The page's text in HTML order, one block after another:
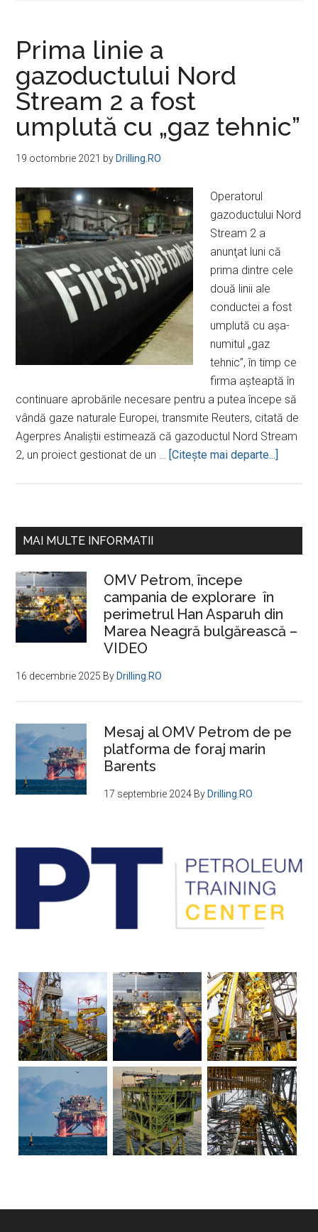
Prima linie a
gazoductului Nord
Stream 2 a fost
umplută cu „gaz tehnic”
19 octombrie 2021 by Drilling.RO
Operatorul
gazoductului Nord
Stream 2 a
anunţat luni că
prima dintre cele
două linii ale
conductei a fost
umplută cu aşa-
numitul „gaz
tehnic”, în timp ce
firma aşteaptă în
continuare aprobările necesare pentru a putea începe să
vândă gaze naturale Europei, transmite Reuters, citată de
Agerpres Analiştii estimează că gazoductul Nord Stream
2, un proiect gestionat de un … [Citeşte mai departe...]
Nord
umplută
cu
Bara
MAI MULTE INFORMATII
OMV Petrom, începe
campania de explorare în
perimetrul Han Asparuh din
Marea Neagră bulgărească –
VIDEO
16 decembrie 2025 By Drilling.RO
Mesaj al OMV Petrom de pe
platforma de foraj marin
Barents
17 septembrie 2024 By Drilling.RO